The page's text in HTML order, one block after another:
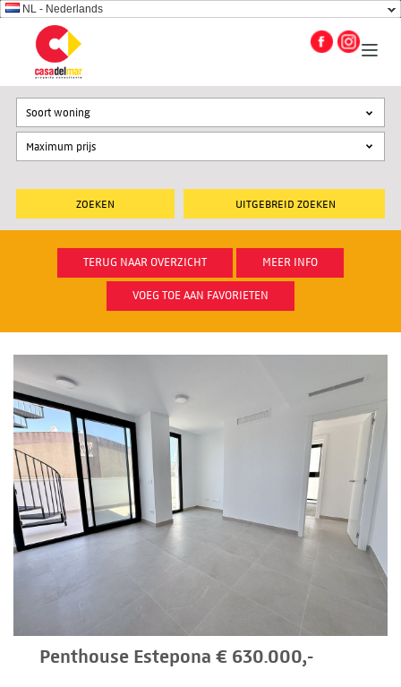
NL - Nederlands
UITGEBREID ZOEKEN
Soort woning
TERUG NAAR OVERZICHT MEER INFO
VOEG TOE AAN FAVORIETEN
Penthouse Estepona € 630.000,-